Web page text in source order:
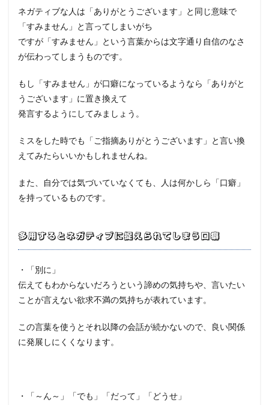
ネガティブな人は「ありがとうございます」と同じ意味で
「すみません」と言ってしまいがち
ですが「すみません」という言葉からは文字通り自信のなさ
が伝わってしまうものです。
もし「すみません」が口癖になっているようなら「ありがと
うございます」に置き換えて
発言するようにしてみましょう。
ミスをした時でも「ご指摘ありがとうございます」と言い換
えてみたらいいかもしれませんね。
また、自分では気づいていなくても、人は何かしら「口癖」
を持っているものです。
多用するとネガティブに捉えられてしまう口癖
・「別に」
伝えてもわからないだろうという諦めの気持ちや、言いたい
ことが言えない欲求不満の気持ちが表れています。
この言葉を使うとそれ以降の会話が続かないので、良い関係
に発展しにくくなります。
・「～ん～」「でも」「だって」「どうせ」